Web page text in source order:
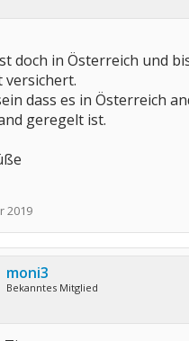
doch in Österreich und
versichert.
dass es in Österreich
geregelt ist.
2019
moni3
Bekanntes Mitglied